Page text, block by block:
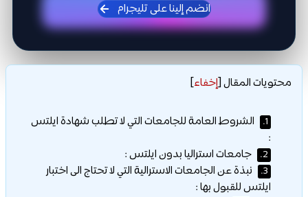
انضم إلينا على تليجرام
محتويات المقال[إخفاء]
1.
الشروط العامة للجامعات التي لا تطلب شهادة ايلتس
:
2. جامعات استراليا بدون ايلتس :
3.
نبذة عن الجامعات الاسترالية التي لا تحتاج الى اختبار
ايلتس للقبول بها :